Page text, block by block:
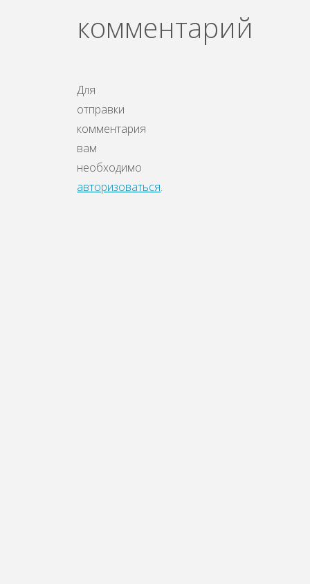
комментарий
Для
отправки
комментария
вам
необходимо
авторизоваться.